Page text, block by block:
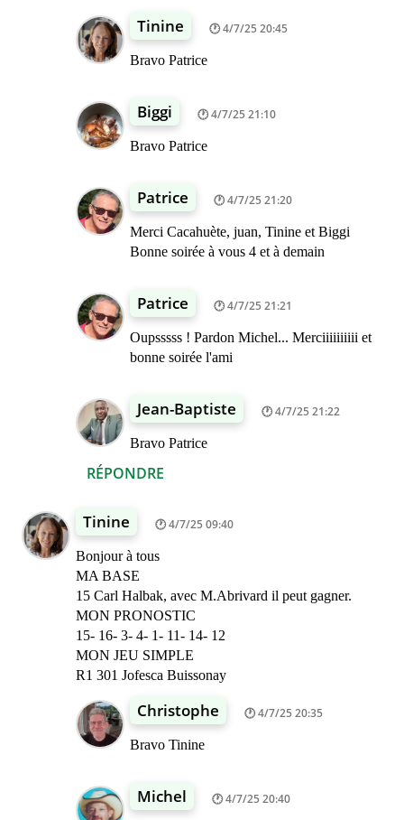
RÉPONDRE
Tinine 4/7/25 20:45
Bravo Patrice
Biggi 4/7/25 21:10
Bravo Patrice
Patrice 4/7/25 21:20
Merci Cacahuète, juan, Tinine et Biggi
Bonne soirée à vous 4 et à demain
Patrice 4/7/25 21:21
Oupsssss ! Pardon Michel... Merciiiiiiiiii et
bonne soirée l'ami
Jean-Baptiste 4/7/25 21:22
Bravo Patrice
Tinine 4/7/25 09:40
Bonjour à tous
MA BASE
15 Carl Halbak, avec M.Abrivard il peut gagner.
MON PRONOSTIC
15- 16- 3- 4- 1- 11- 14- 12
MON JEU SIMPLE
R1 301 Jofesca Buissonay
Christophe 4/7/25 20:35
Bravo Tinine
Michel 4/7/25 20:40